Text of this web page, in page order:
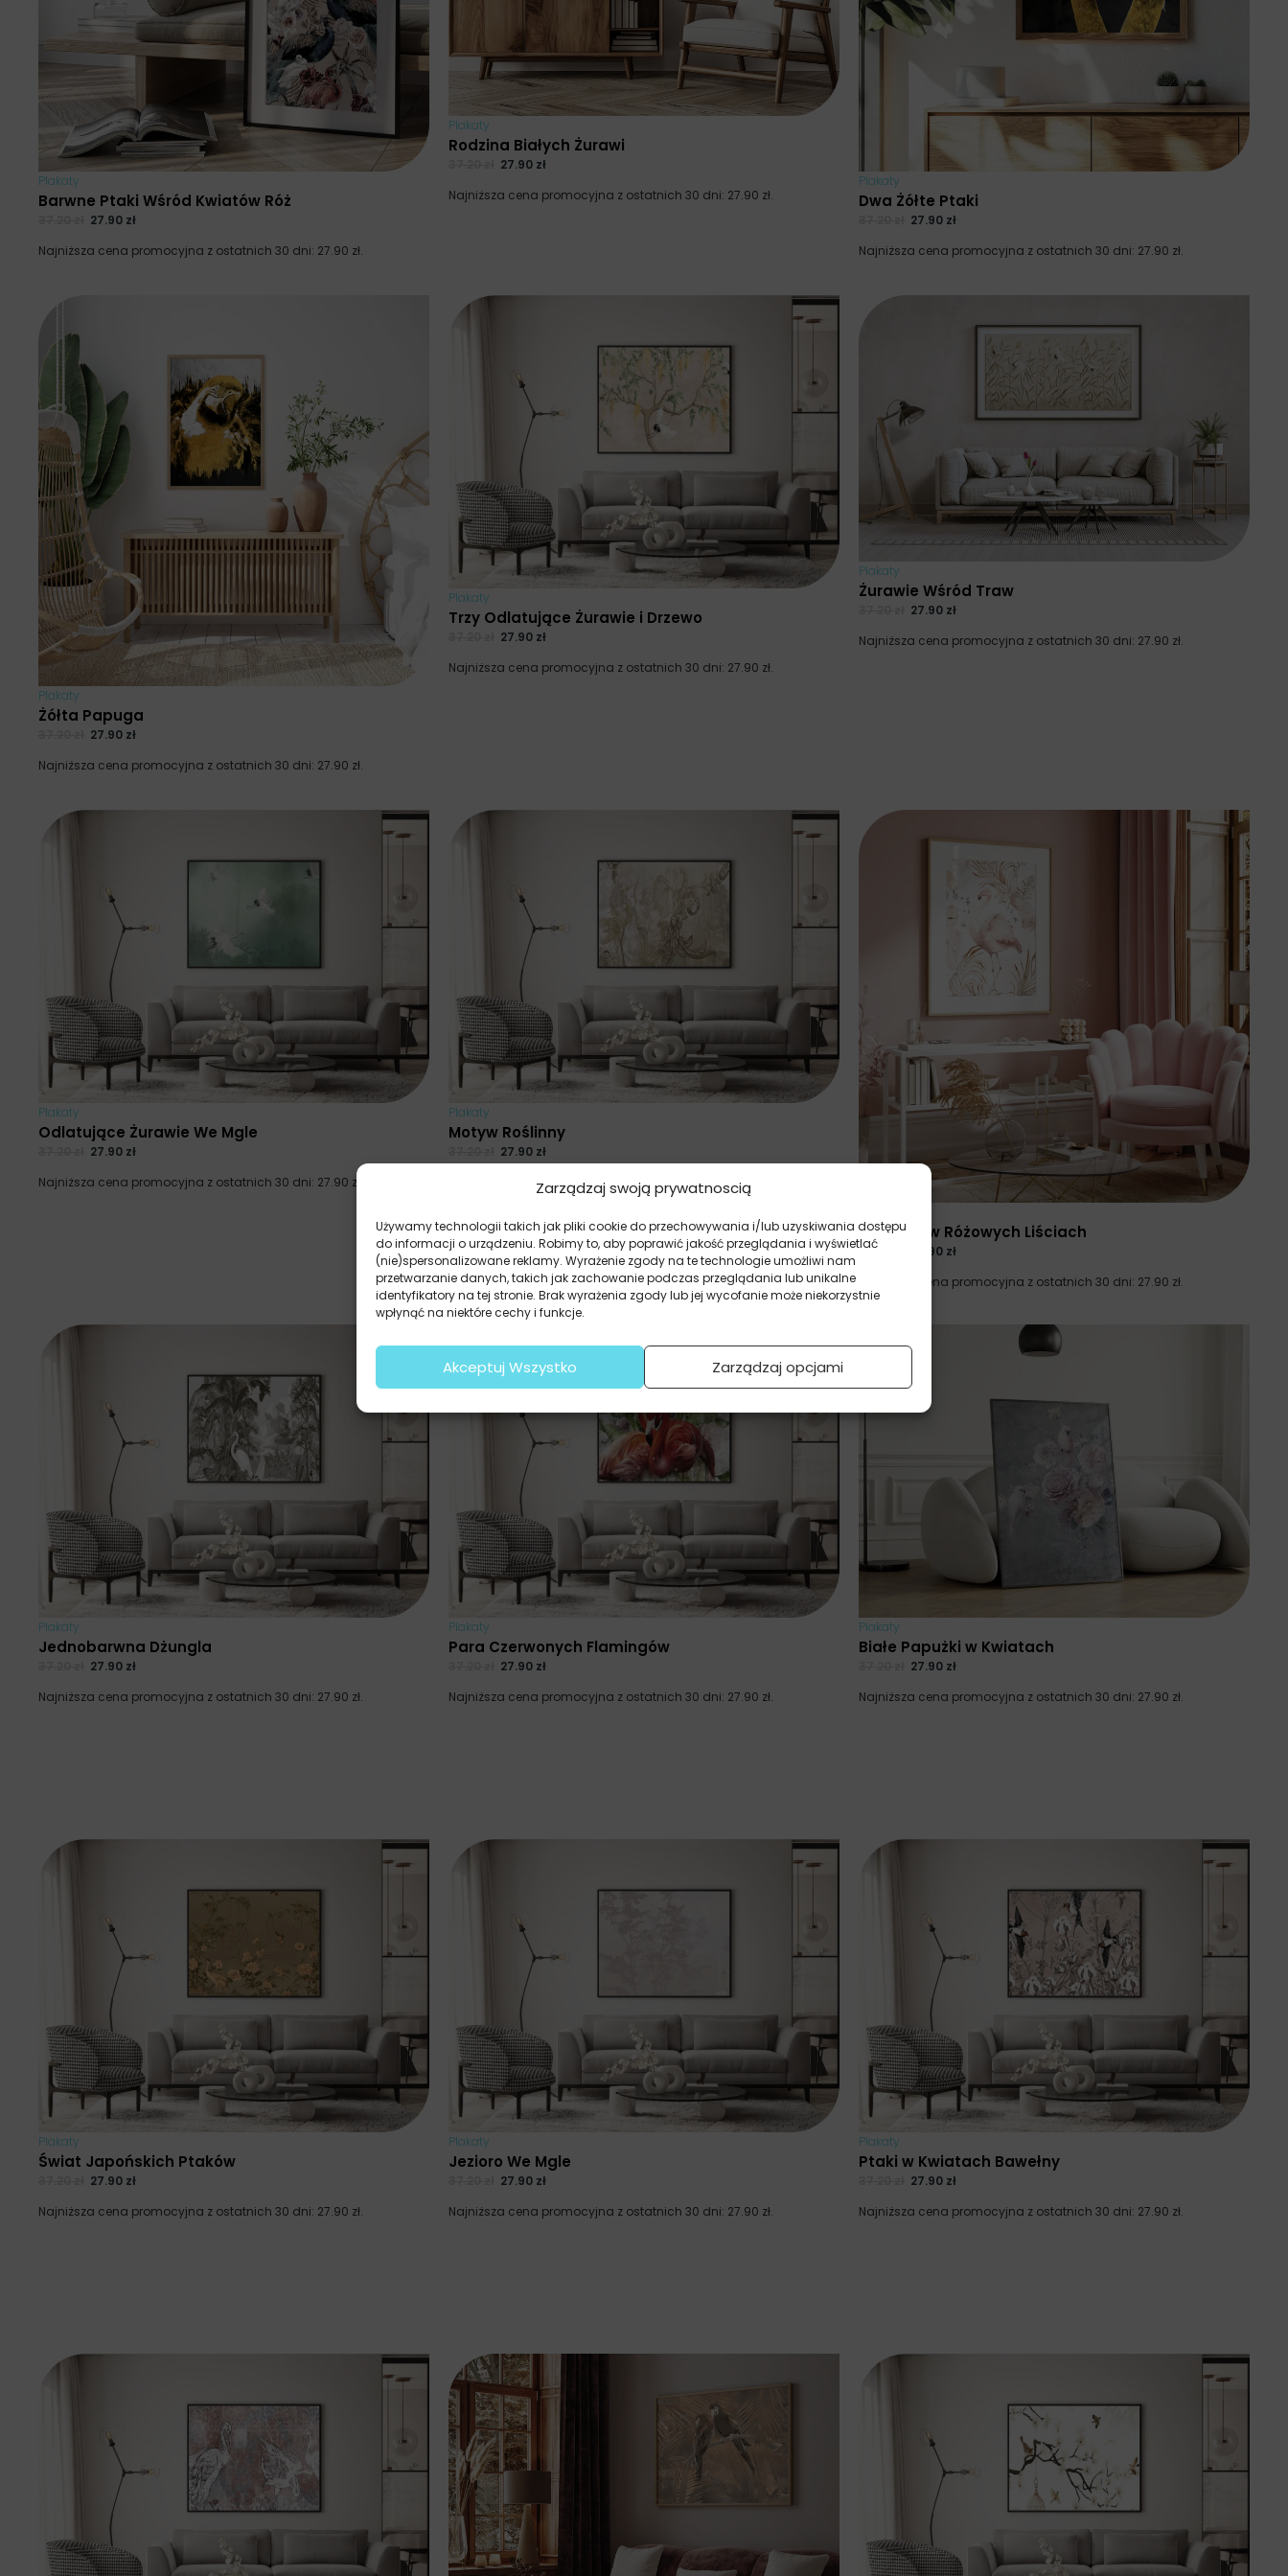
Zarządzaj swoją prywatnoscią
Używamy technologii takich jak pliki cookie do przechowywania i/lub uzyskiwania dostępu
do informacji o urządzeniu. Robimy to, aby poprawić jakość przeglądania i wyświetlać
(nie)spersonalizowane reklamy. Wyrażenie zgody na te technologie umożliwi nam
przetwarzanie danych, takich jak zachowanie podczas przeglądania lub unikalne
identyfikatory na tej stronie. Brak wyrażenia zgody lub jej wycofanie może niekorzystnie
wpłynąć na niektóre cechy i funkcje.
Akceptuj Wszystko Zarządzaj opcjami
Plakaty
Barwne Ptaki Wśród Kwiatów Róż
27.90 zł
Najniższa cena promocyjna z ostatnich 30 dni: 27.90 zł.
Plakaty
Rodzina Białych Żurawi
27.90 zł
Najniższa cena promocyjna z ostatnich 30 dni: 27.90 zł.
Plakaty
Dwa Żółte Ptaki
27.90 zł
Najniższa cena promocyjna z ostatnich 30 dni: 27.90 zł.
Plakaty
Żółta Papuga
27.90 zł
Najniższa cena promocyjna z ostatnich 30 dni: 27.90 zł.
Plakaty
Trzy Odlatujące Żurawie i Drzewo
27.90 zł
Najniższa cena promocyjna z ostatnich 30 dni: 27.90 zł.
Plakaty
Żurawie Wśród Traw
27.90 zł
Najniższa cena promocyjna z ostatnich 30 dni: 27.90 zł.
Plakaty
Odlatujące Żurawie We Mgle
27.90 zł
Najniższa cena promocyjna z ostatnich 30 dni: 27.90 zł
Plakaty
Motyw Roślinny
27.90 zł
Najniższa cena promocyjna z ostatnich 30 dni:27.90
Flamingi w Różowych Liściach
37.20 27.90 zł
Najniższa cena promocyjna z ostatnich 30 dni: 27.90 zł.
Plakaty
Jednobarwna Dżungla
27.90 zł
Najniższa cena promocyjna z ostatnich 30 dni: 27.90 zł.
Plakaty
Para Czerwonych Flamingów
27.90 zł
Najniższa cena promocyjna z ostatnich 30 dni: 27.90 zł.
Plakaty
Białe Papużki w Kwiatach
27.90 zł
Najniższa cena promocyjna z ostatnich 30 dni: 27.90 zł.
Plakaty
Świat Japońskich Ptaków
27.90 zł
Najniższa cena promocyjna z ostatnich 30 dni: 27.90 zł.
Plakaty
Jezioro We Mgle
27.90 zł
Najniższa cena promocyjna z ostatnich 30 dni: 27.90 zł.
Plakaty
Ptaki w Kwiatach Bawełny
27.90 zł
Najniższa cena promocyjna z ostatnich 30 dni: 27.90 zł.